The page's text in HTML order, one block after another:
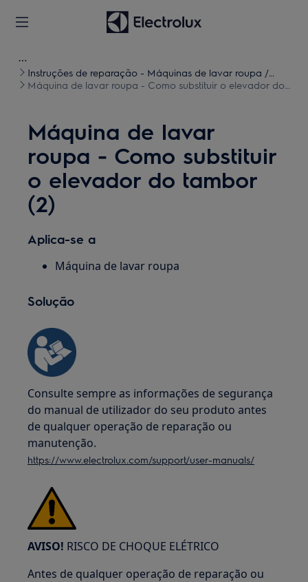
Instruções de reparação - Máquinas de lavar roupa /
Máquinas de lavar e secar roupa
Máquina de lavar roupa - Como substituir o elevador do
Máquina de lavar
roupa - Como substituir
o elevador do tambor
(2)
Aplica-se a
Máquina de lavar roupa
Solução
Consulte sempre as informações de segurança
do manual de utilizador do seu produto antes
de qualquer operação de reparação ou
manutenção.
https://www.electrolux.com/support/user-manuals/
AVISO! RISCO DE CHOQUE ELÉTRICO
Antes de qualquer operação de reparação ou